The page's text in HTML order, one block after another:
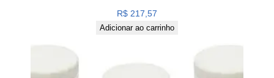
R$ 217,57
Adicionar ao carrinho